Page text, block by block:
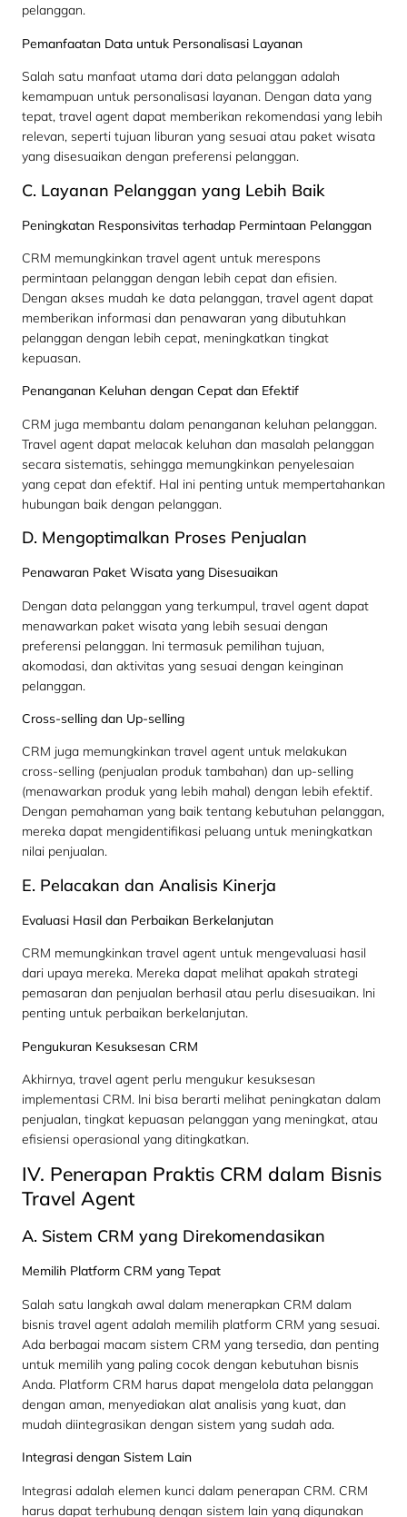
pelanggan.
Pemanfaatan Data untuk Personalisasi Layanan
Salah satu manfaat utama dari data pelanggan adalah
kemampuan untuk personalisasi layanan. Dengan data yang
tepat, travel agent dapat memberikan rekomendasi yang lebih
relevan, seperti tujuan liburan yang sesuai atau paket wisata
yang disesuaikan dengan preferensi pelanggan.
C. Layanan Pelanggan yang Lebih Baik
Peningkatan Responsivitas terhadap Permintaan Pelanggan
CRM memungkinkan travel agent untuk merespons
permintaan pelanggan dengan lebih cepat dan efisien.
Dengan akses mudah ke data pelanggan, travel agent dapat
memberikan informasi dan penawaran yang dibutuhkan
pelanggan dengan lebih cepat, meningkatkan tingkat
kepuasan.
Penanganan Keluhan dengan Cepat dan Efektif
CRM juga membantu dalam penanganan keluhan pelanggan.
Travel agent dapat melacak keluhan dan masalah pelanggan
secara sistematis, sehingga memungkinkan penyelesaian
yang cepat dan efektif. Hal ini penting untuk mempertahankan
hubungan baik dengan pelanggan.
D. Mengoptimalkan Proses Penjualan
Penawaran Paket Wisata yang Disesuaikan
Dengan data pelanggan yang terkumpul, travel agent dapat
menawarkan paket wisata yang lebih sesuai dengan
preferensi pelanggan. Ini termasuk pemilihan tujuan,
akomodasi, dan aktivitas yang sesuai dengan keinginan
pelanggan.
Cross-selling dan Up-selling
CRM juga memungkinkan travel agent untuk melakukan
cross-selling (penjualan produk tambahan) dan up-selling
(menawarkan produk yang lebih mahal) dengan lebih efektif.
Dengan pemahaman yang baik tentang kebutuhan pelanggan,
mereka dapat mengidentifikasi peluang untuk meningkatkan
nilai penjualan.
E. Pelacakan dan Analisis Kinerja
Evaluasi Hasil dan Perbaikan Berkelanjutan
CRM memungkinkan travel agent untuk mengevaluasi hasil
dari upaya mereka. Mereka dapat melihat apakah strategi
pemasaran dan penjualan berhasil atau perlu disesuaikan. Ini
penting untuk perbaikan berkelanjutan.
Pengukuran Kesuksesan CRM
Akhirnya, travel agent perlu mengukur kesuksesan
implementasi CRM. Ini bisa berarti melihat peningkatan dalam
penjualan, tingkat kepuasan pelanggan yang meningkat, atau
efisiensi operasional yang ditingkatkan.
IV. Penerapan Praktis CRM dalam Bisnis
Travel Agent
A. Sistem CRM yang Direkomendasikan
Memilih Platform CRM yang Tepat
Salah satu langkah awal dalam menerapkan CRM dalam
bisnis travel agent adalah memilih platform CRM yang sesuai.
Ada berbagai macam sistem CRM yang tersedia, dan penting
untuk memilih yang paling cocok dengan kebutuhan bisnis
Anda. Platform CRM harus dapat mengelola data pelanggan
dengan aman, menyediakan alat analisis yang kuat, dan
mudah diintegrasikan dengan sistem yang sudah ada.
Integrasi dengan Sistem Lain
Integrasi adalah elemen kunci dalam penerapan CRM. CRM
harus dapat terhubung dengan sistem lain yang digunakan